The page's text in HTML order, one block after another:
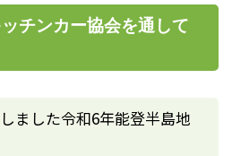
チンカー協会を通して
ました令和6年能登半島地